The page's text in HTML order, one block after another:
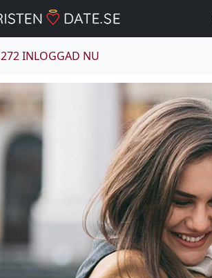
272 INLOGGAD NU